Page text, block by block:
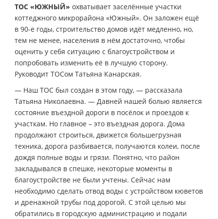
ТОС «ЮЖНЫЙ» охватывает заселённые участки
коттеджного микрорайона «Южный». Он заложен ещё
в 90-е годы, строительство домов идёт медленно, но,
тем не менее, населения в нём достаточно, чтобы
оценить у себя ситуацию с благоустройством и
попробовать изменить её в лучшую сторону.
Руководит ТОСом Татьяна Канарская.
— Наш ТОС был создан в этом году, — рассказала
Татьяна Николаевна. — Давней нашей болью является
состояние въездной дороги в посёлок и проездов к
участкам. Но главное – это въездная дорога. Дома
продолжают строиться, движется большегрузная
техника, дорога разбивается, получаются колеи, после
дождя полные воды и грязи. Понятно, что район
закладывался в спешке, некоторые моменты в
благоустройстве не были учтены. Сейчас нам
необходимо сделать отвод воды с устройством кюветов
и дренажной трубы под дорогой. С этой целью мы
обратились в городскую администрацию и подали